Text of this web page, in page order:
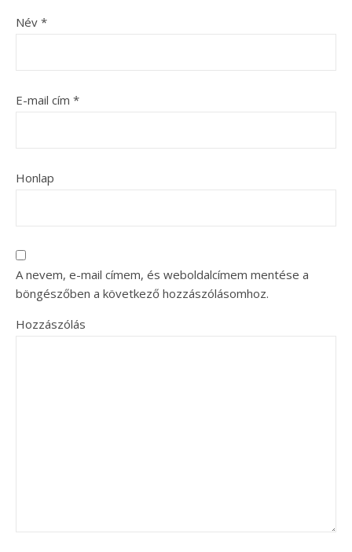
Név *
E-mail cím *
Honlap
A nevem, e-mail címem, és weboldalcímem mentése a
böngészőben a következő hozzászólásomhoz.
Hozzászólás